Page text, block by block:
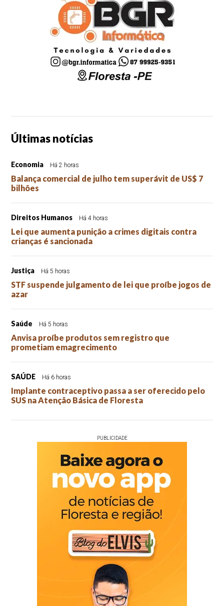
Últimas notícias
Economia Há 2 horas
Balança comercial de julho tem superávit de US$ 7
bilhões
Direitos Humanos Há 4 horas
Lei que aumenta punição a crimes digitais contra
crianças é sancionada
Justiça Há 5 horas
STF suspende julgamento de lei que proíbe jogos de
azar
Saúde Há 5 horas
Anvisa proíbe produtos sem registro que
prometiam emagrecimento
SAÚDE Há 6 horas
Implante contraceptivo passa a ser oferecido pelo
SUS na Atenção Básica de Floresta
PUBLICIDADE